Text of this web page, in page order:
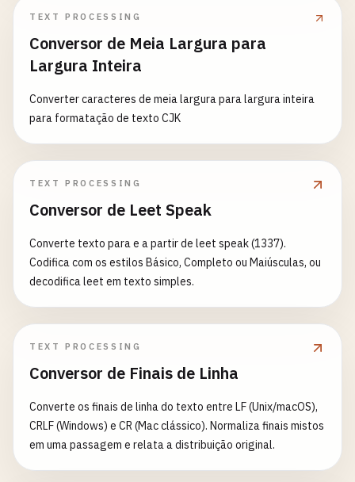
TEXT PROCESSING
Conversor de Meia Largura para
Largura Inteira
Converter caracteres de meia largura para largura inteira
para formatação de texto CJK
TEXT PROCESSING
Conversor de Leet Speak
Converte texto para e a partir de leet speak (1337).
Codifica com os estilos Básico, Completo ou Maiúsculas, ou
decodifica leet em texto simples.
TEXT PROCESSING
Conversor de Finais de Linha
Converte os finais de linha do texto entre LF (Unix/macOS),
CRLF (Windows) e CR (Mac clássico). Normaliza finais mistos
em uma passagem e relata a distribuição original.